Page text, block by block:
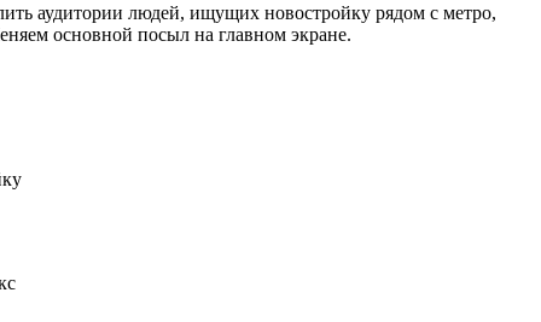
аудитории людей, ищущих новостройку рядом с метро,
основной посыл на главном экране.